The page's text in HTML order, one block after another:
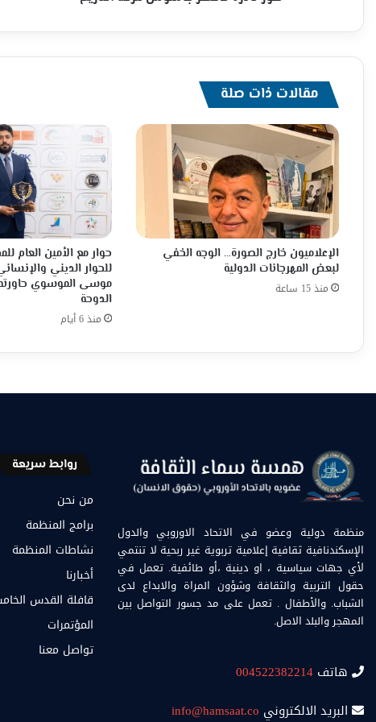
مقالات ذات صلة
الإعلاميون خارج الصورة… الوجه الخفي
لبعض المهرجانات الدولية
منذ 15 ساعة
حوار مع الأمين العام
للحوار الديني
موسى الموسوي
الدوحة
منذ 6 أيام
منظمة دولية وعضو في الاتحاد الاوروبي والدول
الإسكندنافية ثقافية إعلامية تربوية غير ربحية لا تنتمي
لأي جهات سياسية ، او دينية ،أو طائفية. تعمل في
حقول التربية والثقافة وشؤون المراة والابداع لدى
الشباب. والأطفال . تعمل على مد جسور التواصل بين
المهجر والبلد الاصل.
هاتف 004522382214
البريد الالكتروني info@hamsaat.co
روابط سريعة
من نحن
برامج المنظمة
نشاطات المنظمة
أخبارنا
قافلة القدس
المؤتمرات
تواصل معنا